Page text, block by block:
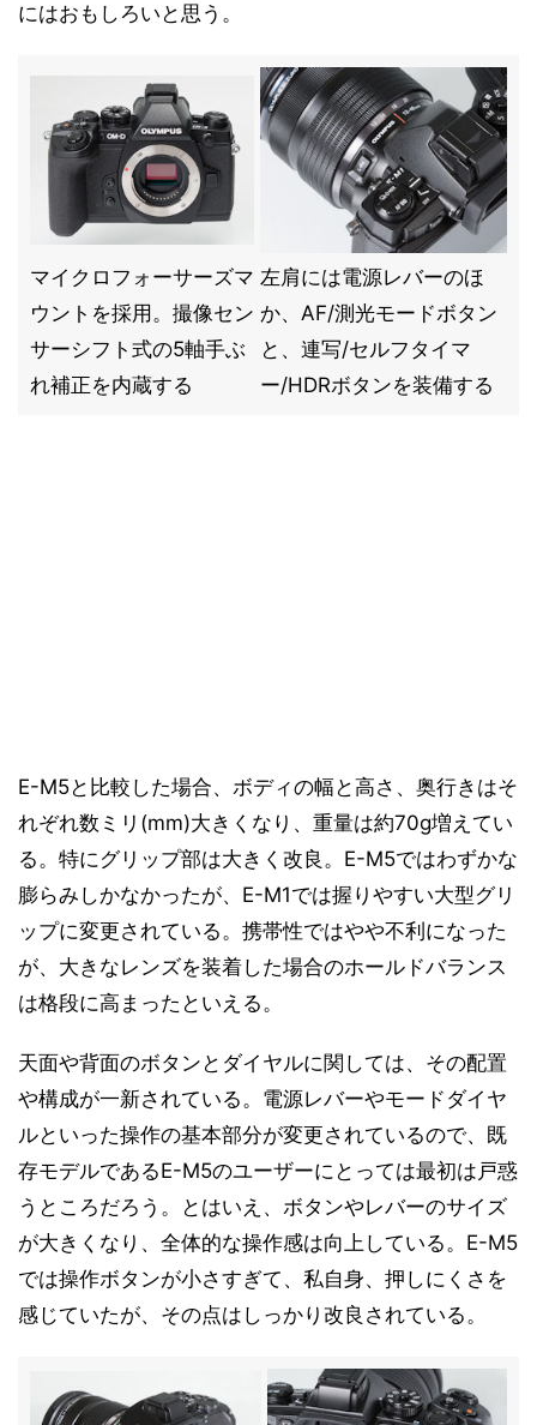
にはおもしろいと思う。
マイクロフォーサーズマ
ウントを採用。撮像セン
サーシフト式の5軸手ぶ
れ補正を内蔵する
左肩には電源レバーのほ
か、AF/測光モードボタン
と、連写/セルフタイマ
ー/HDRボタンを装備する
E-M5と比較した場合、ボディの幅と高さ、奥行きはそ
れぞれ数ミリ(mm)大きくなり、重量は約70g増えてい
る。特にグリップ部は大きく改良。E-M5ではわずかな
膨らみしかなかったが、E-M1では握りやすい大型グリ
ップに変更されている。携帯性ではやや不利になった
が、大きなレンズを装着した場合のホールドバランス
は格段に高まったといえる。
天面や背面のボタンとダイヤルに関しては、その配置
や構成が一新されている。電源レバーやモードダイヤ
ルといった操作の基本部分が変更されているので、既
存モデルであるE-M5のユーザーにとっては最初は戸惑
うところだろう。とはいえ、ボタンやレバーのサイズ
が大きくなり、全体的な操作感は向上している。E-M5
では操作ボタンが小さすぎて、私自身、押しにくさを
感じていたが、その点はしっかり改良されている。